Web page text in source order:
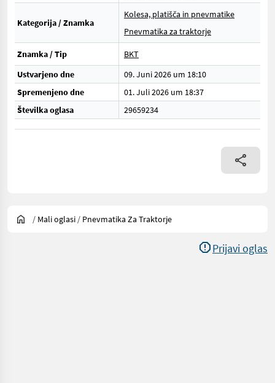
Kategorija / Znamka
Kolesa, platišča in pnevmatike
Pnevmatika za traktorje
Znamka / Tip
BKT
Ustvarjeno dne
09. Juni 2026 um 18:10
Spremenjeno dne
01. Juli 2026 um 18:37
Številka oglasa
29659234
/ Mali oglasi / Pnevmatika Za Traktorje
Prijavi oglas